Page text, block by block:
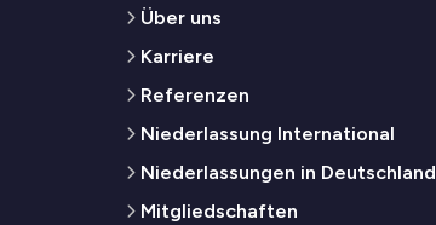
Über uns
Karriere
Referenzen
Niederlassung International
Niederlassungen in Deutschland
Mitgliedschaften